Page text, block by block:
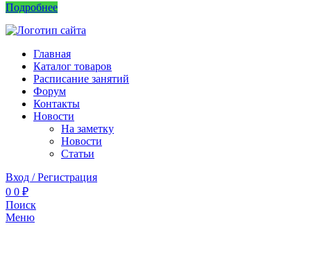
Подробнее
Главная
Каталог товаров
Расписание занятий
Форум
Контакты
Новости
На заметку
Новости
Статьи
Вход / Регистрация
0 0 ₽
Поиск
Меню